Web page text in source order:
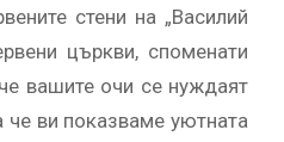
стени на „Василий
църкви, споменати
вашите очи се нуждаят
че ви показваме уютната